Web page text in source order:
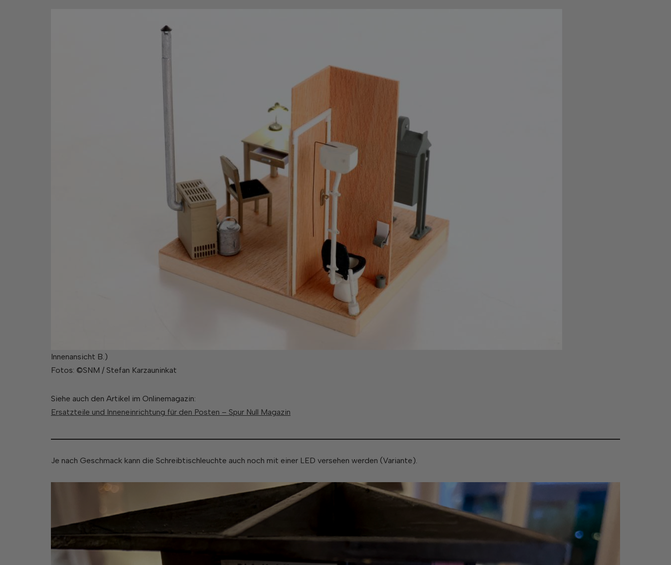
Innenansicht B.)
Fotos: ©SNM / Stefan Karzauninkat
Siehe auch den Artikel im Onlinemagazin:
Ersatzteile und Inneneinrichtung für den Posten – Spur Null Magazin
Je nach Geschmack kann die Schreibtischleuchte auch noch mit einer LED versehen werden (Variante).